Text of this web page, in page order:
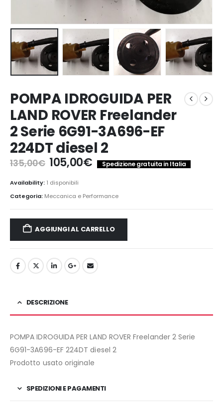
POMPA IDROGUIDA PER
LAND ROVER Freelander
2 Serie 6G91-3A696-EF
224DT diesel 2
135,00€ Il
prezzo
originale
era:
135,00€.
105,00€Il
prezzo
è:
105,00€.
Spedizione gratuita in Italia
Availability: 1 disponibili
Categoria: Meccanica e Performance
AGGIUNGI AL CARRELLO
DESCRIZIONE
POMPA IDROGUIDA PER LAND ROVER Freelander 2 Serie
6G91-3A696-EF 224DT diesel 2
Prodotto usato originale
SPEDIZIONI E PAGAMENTI